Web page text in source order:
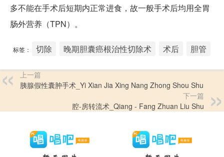
多不能在手术后短期内正常进食，故一般手术后均用全胃
肠外营养（TPN）。
标签： 切除 晚期胆囊癌根治性切除术 术后 胆管
上一篇
胰腺假性囊肿手术_Yi Xian Jia Xing Nang Zhong Shou Shu
下一篇
腔-房转流术_Qiang - Fang Zhuan Liu Shu